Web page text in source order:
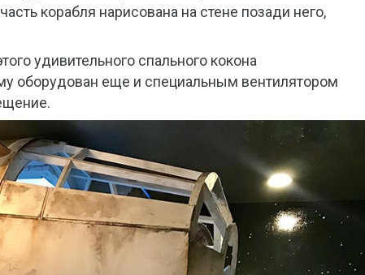
корабля нарисована на стене позади него,
удивительного спального кокона
оборудован еще и специальным вентилятором